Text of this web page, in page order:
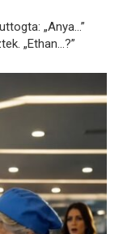
„Anya…”
„Ethan…?”